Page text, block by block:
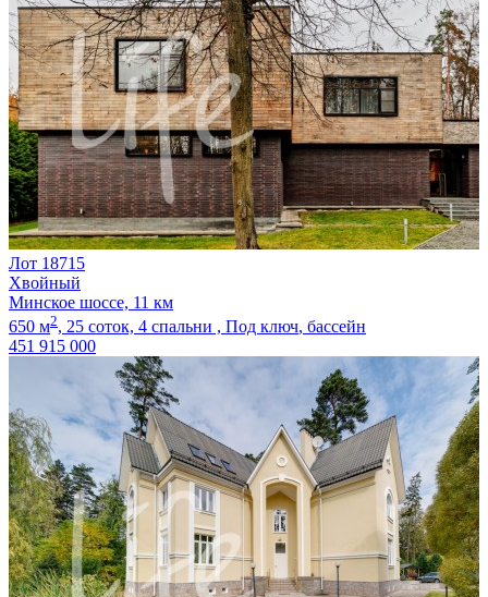
Лот 18715
Хвойный
Минское шоссе, 11 км
650 м2, 25 соток, 4 спальни , Под ключ, бассейн
451 915 000